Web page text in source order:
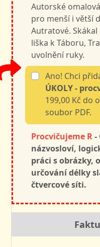
Autorské
pro menší i větší
Autratové. Skákal
liška k Táboru,
uvolnění ruky.
Ano! Chci
ÚKOLY -
199,00 Kč do
soubor PDF.
Procvičujeme R-
názvosloví, l
práci s obrázky,
určování délky
čtvercové síti.